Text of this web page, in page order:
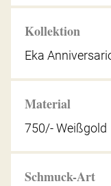
Kollektion
Eka
Material
750/- Weißgold
Schmuck-Art